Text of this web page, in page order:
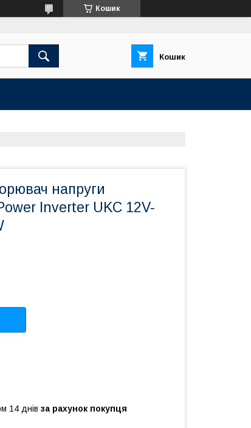
Кошик
Кошик
напруги
Inverter UKC 12V-
14 днів за рахунок покупця